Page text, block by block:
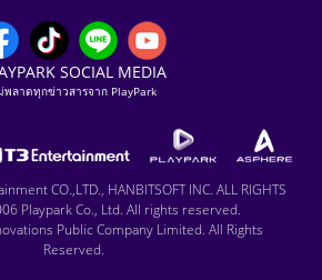
SOCIAL MEDIA
พลาดทุกข่าวสารจาก PlayPark
CO.,LTD., HANBITSOFT INC. ALL RIGHTS
Playpark Co., Ltd. All rights reserved.
Public Company Limited. All Rights
Reserved.